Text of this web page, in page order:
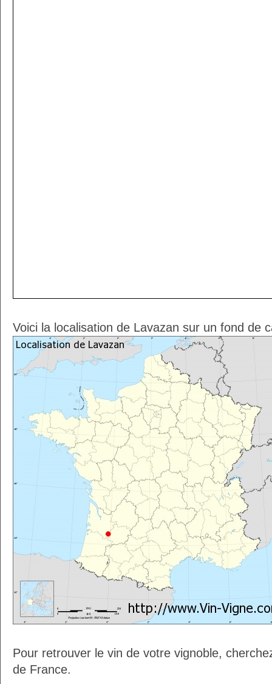
Voici la localisation de Lavazan sur un fond de
Pour retrouver le vin de votre vignoble,
de France.